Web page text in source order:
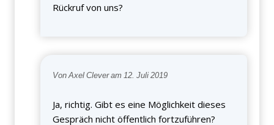
Rückruf von uns?
Von Axel Clever am 12. Juli 2019
Ja, richtig. Gibt es eine Möglichkeit dieses
Gespräch nicht öffentlich fortzuführen?